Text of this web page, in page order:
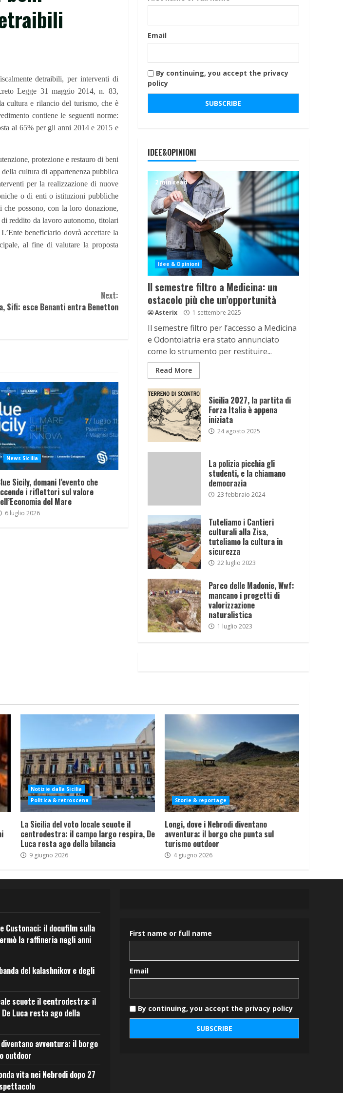
detraibili, per interventi di
Legge 31 maggio 2014, n. 83,
cultura e rilancio del turismo, che è
contiene le seguenti norme:
al 65% per gli anni 2014 e 2015 e
protezione e restauro di beni
cultura di appartenenza pubblica
per la realizzazione di nuove
o di enti o istituzioni pubbliche
che possono, con la loro donazione,
reddito da lavoro autonomo, titolari
beneficiario dovrà accettare la
al fine di valutare la proposta
Next:
Sifi: esce Benanti entra Benetton
News Sicilia
Sicily, domani l’evento che
i riflettori sul valore
del Mare
6 luglio 2026
Email
By continuing, you accept the privacy
policy
IDEE&OPINIONI
2 min read
Idee & Opinioni
Il semestre filtro a Medicina: un
ostacolo più che un’opportunità
Asterix 1 settembre 2025
Il semestre filtro per l’accesso a Medicina
e Odontoiatria era stato annunciato
come lo strumento per restituire...
Read More
Sicilia 2027, la partita di
Forza Italia è appena
iniziata
24 agosto 2025
La polizia picchia gli
studenti, e la chiamano
democrazia
23 febbraio 2024
Tuteliamo i Cantieri
culturali alla Zisa,
tuteliamo la cultura in
sicurezza
22 luglio 2023
Parco delle Madonie, Wwf:
mancano i progetti di
valorizzazione
naturalistica
1 luglio 2023
Notizie dalla Sicilia
Politica & retroscena
La Sicilia del voto locale scuote il
centrodestra: il campo largo respira, De
Luca resta ago della bilancia
9 giugno 2026
Storie & reportage
Longi, dove i Nebrodi diventano
avventura: il borgo che punta sul
turismo outdoor
4 giugno 2026
Custonaci: il docufilm sulla
la raffineria negli anni
del kalashnikov e degli
scuote il centrodestra: il
Luca resta ago della
avventura: il borgo
outdoor
vita nei Nebrodi dopo 27
First name or full name
Email
By continuing, you accept the privacy policy